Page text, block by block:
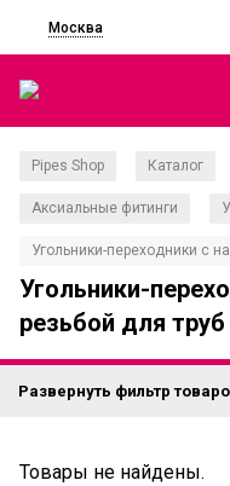
Москва
Pipes Shop Каталог
Аксиальные фитинги
Угольники-переходники с
Угольники-
резьбой для
Развернуть фильтр
Товары не найдены.